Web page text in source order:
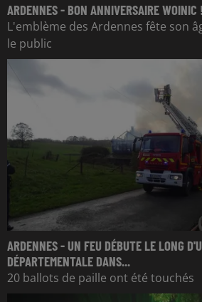
ARDENNES - BON ANNIVERSAIRE WOINIC !
L'emblème des Ardennes fête son
le public
ARDENNES - UN FEU DÉBUTE LE LONG
DÉPARTEMENTALE DANS...
20 ballots de paille ont été touchés